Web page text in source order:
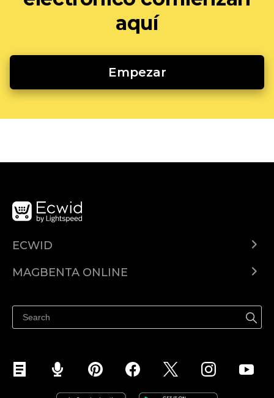
aquí
Empezar
ECWID
Help center
MAGBENTA ONLINE
Ibenta sa Facebook